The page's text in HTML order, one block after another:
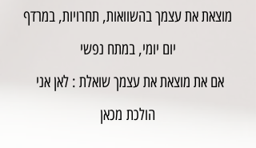
מוצאת את עצמך בהשוואות, תחרויות, במרדף
יום יומי, במתח נפשי
הולכת מכאן